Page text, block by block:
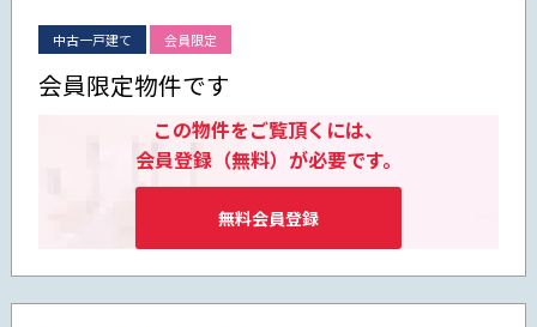
中古一戸建て 会員限定
会員限定物件です
この物件をご覧頂くには、
会員登録（無料）が必要です。
無料会員登録